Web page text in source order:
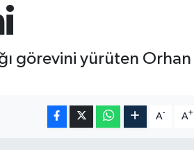
görevini yürüten Orhan
A- A+